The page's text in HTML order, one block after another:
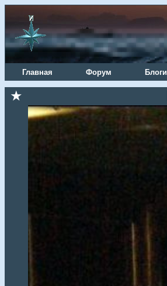
Главная Форум Блоги
★